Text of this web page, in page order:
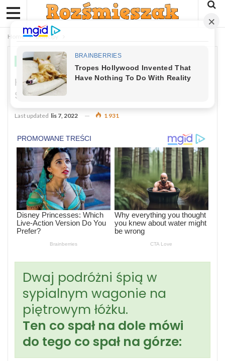
Home Dowcipy
DOWCIPY
Kawał Dnia: Dwaj Podróżni Śpią W
Sypialnym Wagonie
Last updated lis 7, 2022 1 931
Dwaj podróżni śpią w
sypialnym wagonie na
piętrowym łóżku.
Ten co spał na dole mówi
do tego co spał na górze: